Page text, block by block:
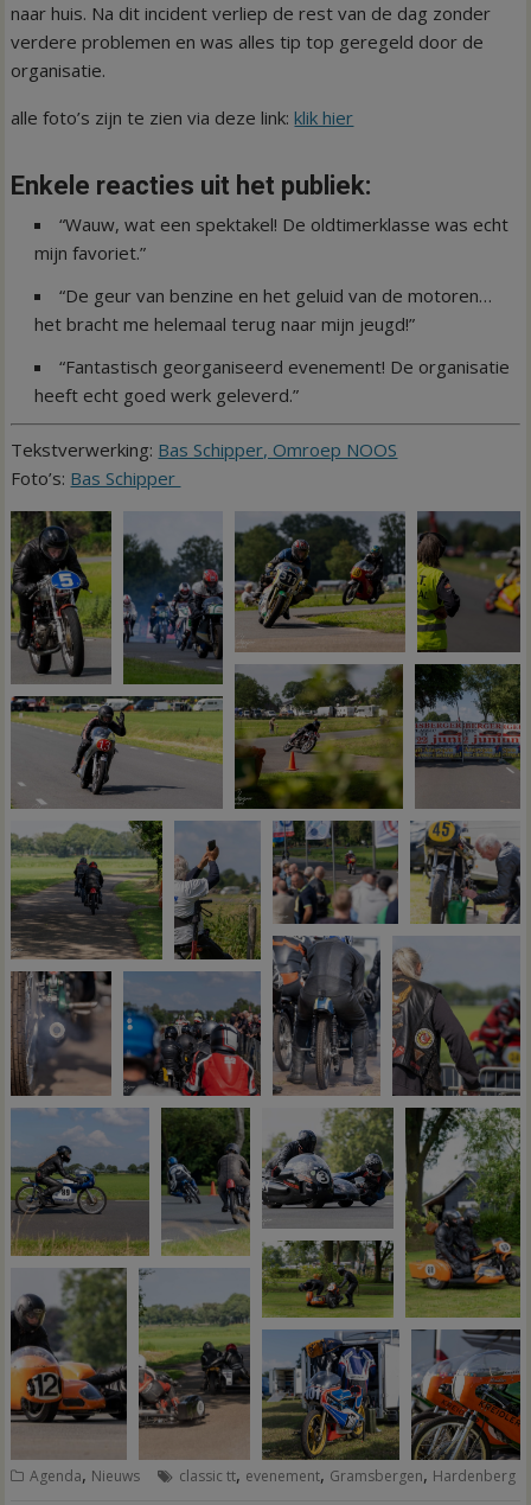
naar huis. Na dit incident verliep de rest van de dag zonder
verdere problemen en was alles tip top geregeld door de
organisatie.
alle foto’s zijn te zien via deze link:klik hier
Enkele reacties uit het publiek:
“Wauw, wat een spektakel! De oldtimerklasse was echt
mijn favoriet.”
“De geur van benzine en het geluid van de motoren…
het bracht me helemaal terug naar mijn jeugd!”
“Fantastisch georganiseerd evenement! De organisatie
heeft echt goed werk geleverd.”
Tekstverwerking: Bas Schipper, Omroep NOOS
Foto’s: Bas Schipper
Agenda, Nieuws classic tt, evenement, Gramsbergen, Hardenberg